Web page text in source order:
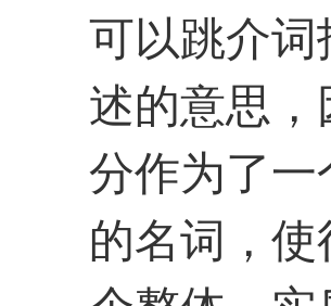
可以跳介
述的意思
分作为了
的名词，